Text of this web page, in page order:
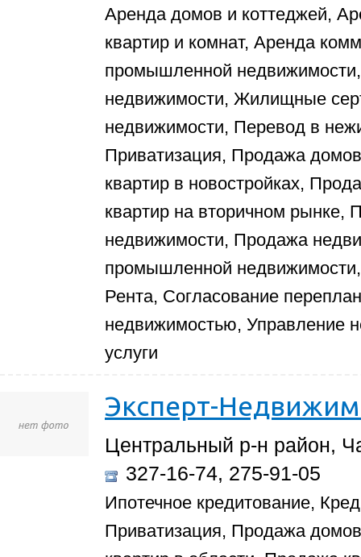
Аренда домов и коттеджей,
квартир и комнат, Аренда
промышленной
недвижимости, Жилищные
недвижимости, Перевод в
Приватизация, Продажа
квартир в новостройках,
квартир на вторичном рынке,
недвижимости, Продажа
промышленной
Рента, Согласование
недвижимостью, Управление
услуги
Эксперт-
Центральный р-н район,
327-16-74, 275-91-05
Ипотечное кредитование,
Приватизация, Продажа